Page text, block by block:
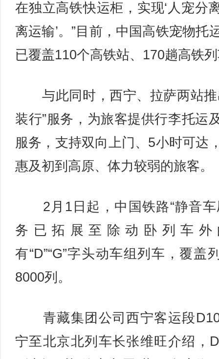
在独立高铁快运柜，实现‘人宠分
离运输’。”目前，中国高铁宠物托
已覆盖110个高铁站、170趟高铁
与此同时，西宁、拉萨两站推
装行”服务，为旅客提供行李托运
服务，支持双向上门、5小时可达
惠及初到高原、体力较弱的旅客。
2月1日起，中国铁路“静音车
务已拓展至除动卧列车外
有“D”“G”字头动车组列车，覆盖
8000列。
青藏集团公司西宁客运段
宁至北京北列车长张维旺介绍，